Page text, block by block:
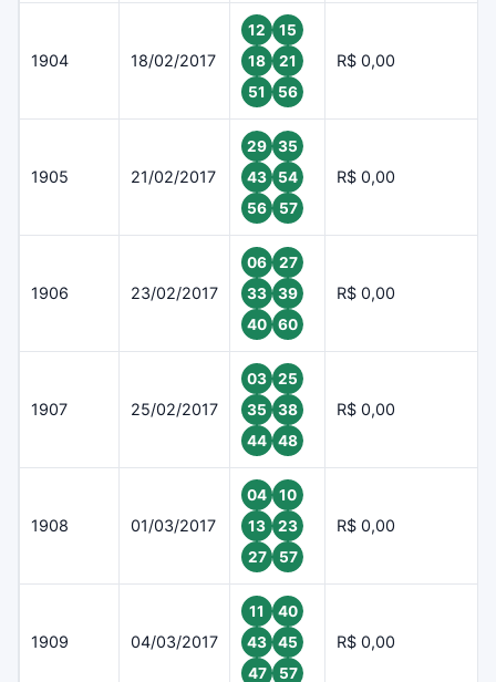
1904 18/02/2017
12
15
18
21
51
56
R$ 0,00
1905 21/02/2017
29
35
43
54
56
57
R$ 0,00
1906 23/02/2017
06
27
33
39
40
60
R$ 0,00
1907 25/02/2017
03
25
35
38
44
48
R$ 0,00
1908 01/03/2017
04
10
13
23
27
57
R$ 0,00
1909 04/03/2017
11
40
43
45
47
57
R$ 0,00